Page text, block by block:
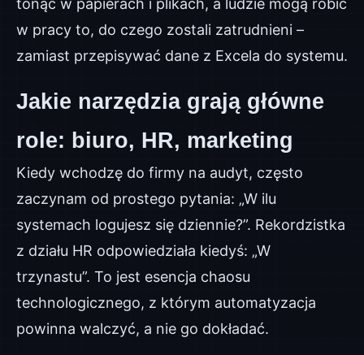
tonąć w papierach i plikach, a ludzie mogą robić
w pracy to, do czego zostali zatrudnieni –
zamiast przepisywać dane z Excela do systemu.
Jakie narzędzia grają główne
role: biuro, HR, marketing
Kiedy wchodzę do firmy na audyt, często
zaczynam od prostego pytania: „W ilu
systemach logujesz się dziennie?”. Rekordzistka
z działu HR odpowiedziała kiedyś: „W
trzynastu”. To jest esencja chaosu
technologicznego, z którym automatyzacja
powinna walczyć, a nie go dokładać.